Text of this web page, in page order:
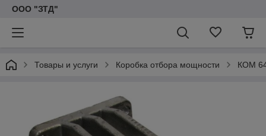
ООО "ЗТД"
Товары и услуги Коробка отбора мощности КОМ